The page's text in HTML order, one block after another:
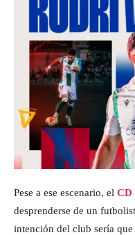
Pese a ese escenario, el CD
desprenderse de un
intención del club sería que